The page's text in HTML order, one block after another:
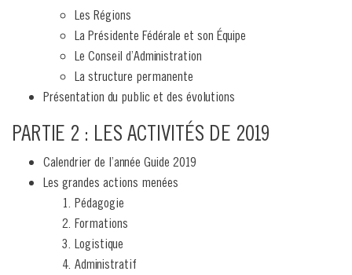
Les Régions
La Présidente Fédérale et son Équipe
Le Conseil d’Administration
La structure permanente
Présentation du public et des évolutions
PARTIE 2 : LES ACTIVITÉS DE 2019
Calendrier de l’année Guide 2019
Les grandes actions menées
Pédagogie
Formations
Logistique
Administratif